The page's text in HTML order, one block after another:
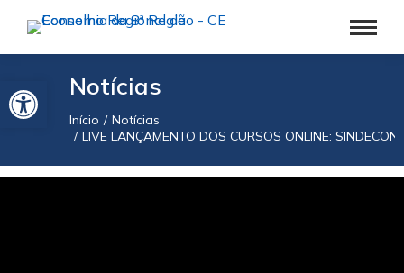
Barra de Ferramentas AbertaNotícias
Você está aqui:
Início
Notícias
LIVE LANÇAMENTO DOS CURSOS ONLINE: